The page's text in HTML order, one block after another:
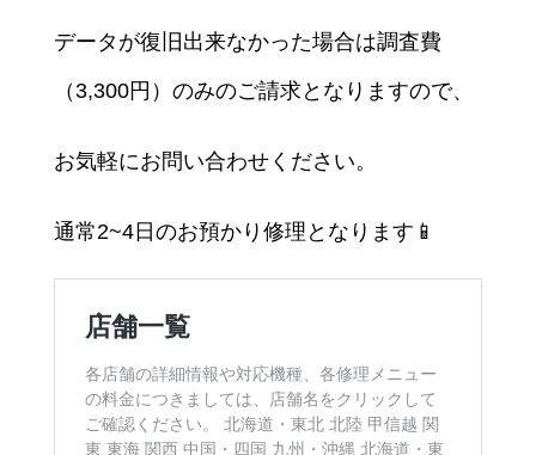
データが復旧出来なかった場合は調査費
（3,300円）のみのご請求となりますので、
お気軽にお問い合わせください。
通常2~4日のお預かり修理となります📱